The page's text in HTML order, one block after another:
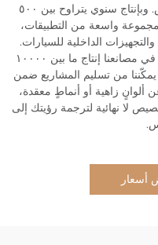
أعلى المعايير من حيث المتانة والملمس. وبإنتاج سنوي يتراوح بين ٥٠٠
لمجموعة واسعة من التطبيقات،
الداخلية للسيارات.
وتتيح إمكانات الطباعة الرقمية المتطورة في مصانعنا إنتاج ما بين ١٠٠٠٠
ما يمكّننا من تسليم المشاريع ضمن
زاهية أو أنماطٍ معقدة،
لا نهائية لترجمة رؤيتك إلى